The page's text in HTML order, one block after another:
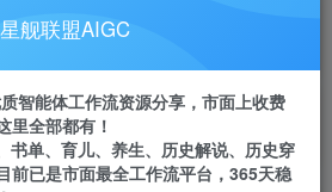
每周免费工作流体验
星舰联盟AIGC
智能体工作流资源分享，市面上收费
里全部都有！
书单、育儿、养生、历史解说、历史穿
前已是市面最全工作流平台，365天稳